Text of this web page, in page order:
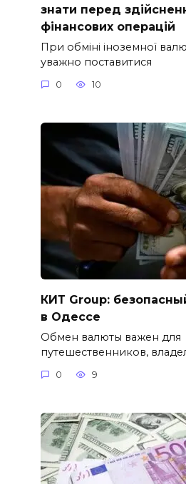
знати перед
фінансових операцій
При обміні іноземної
уважно поставитися
0 10
КИТ Group:
в Одессе
Обмен валюты важен для
путешественников,
0 9